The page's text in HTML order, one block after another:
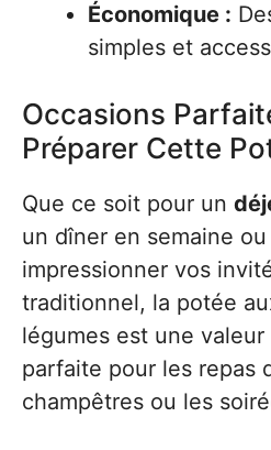
Économique :
simples et
Occasions
Préparer Cette
Que ce soit pour un
un dîner en semaine
impressionner vos
traditionnel, la potée
légumes est une
parfaite pour les repas
champêtres ou les